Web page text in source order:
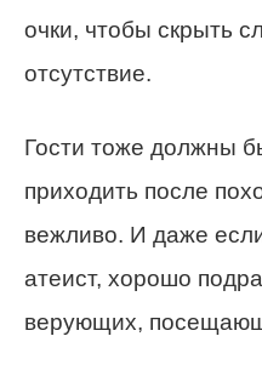
очки, чтобы скрыть
отсутствие.
Гости тоже должны
приходить после
вежливо. И даже
атеист, хорошо
верующих,